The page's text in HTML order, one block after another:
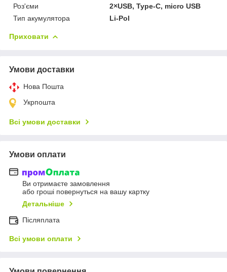
Роз'єми
2×USB, Type-C, micro USB
Тип акумулятора
Li-Pol
Приховати
Умови доставки
Нова Пошта
Укрпошта
Всі умови доставки
Умови оплати
Ви отримаєте замовлення
або гроші повернуться на вашу картку
Детальніше
Післяплата
Всі умови оплати